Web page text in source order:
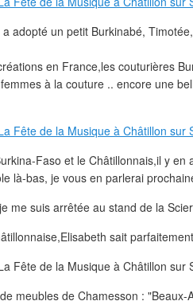
adopté un petit Burkinabé,
en France,les couturières
à la couture .. encore une
Faso et le Châtillonnais,il y en
là-bas, je vous en parlerai
me suis arrêtée au stand de la
sait
meubles de Chamesson : "Beaux-